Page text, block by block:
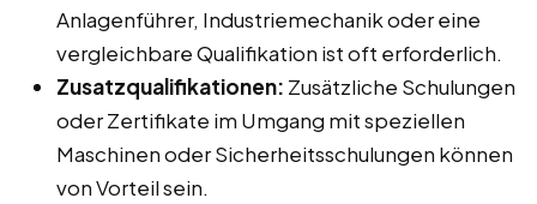
Anlagenführer, Industriemechanik oder eine
vergleichbare Qualifikation ist oft erforderlich.
Zusatzqualifikationen: Zusätzliche Schulungen
oder Zertifikate im Umgang mit speziellen
Maschinen oder Sicherheitsschulungen können
von Vorteil sein.